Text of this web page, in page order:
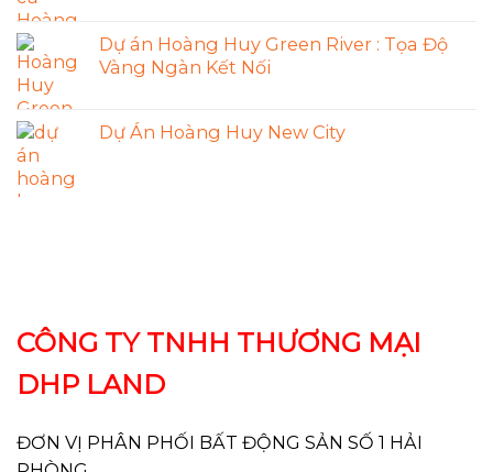
Dự án Hoàng Huy Green River : Tọa Độ
Vàng Ngàn Kết Nối
Dự Án Hoàng Huy New City
CÔNG TY TNHH THƯƠNG MẠI
DHP LAND
ĐƠN VỊ PHÂN PHỐI BẤT ĐỘNG SẢN SỐ 1 HẢI